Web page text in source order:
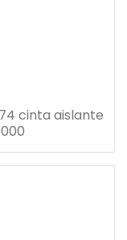
cinta aislante